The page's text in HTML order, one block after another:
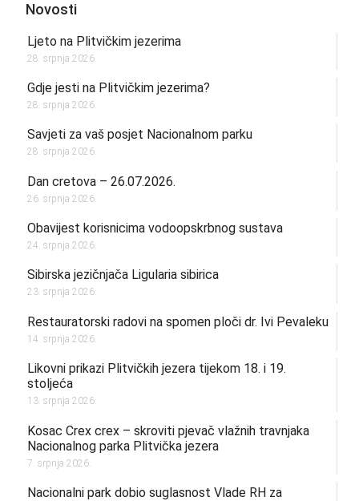
Novosti
Ljeto na Plitvičkim jezerima
28. srpnja 2026.
Gdje jesti na Plitvičkim jezerima?
28. srpnja 2026.
Savjeti za vaš posjet Nacionalnom parku
28. srpnja 2026.
Dan cretova – 26.07.2026.
26. srpnja 2026.
Obavijest korisnicima vodoopskrbnog sustava
24. srpnja 2026.
Sibirska jezičnjača Ligularia sibirica
23. srpnja 2026.
Restauratorski radovi na spomen ploči dr. Ivi Pevaleku
14. srpnja 2026.
Likovni prikazi Plitvičkih jezera tijekom 18. i 19.
stoljeća
13. srpnja 2026.
Kosac Crex crex – skroviti pjevač vlažnih travnjaka
Nacionalnog parka Plitvička jezera
7. srpnja 2026.
Nacionalni park dobio suglasnost Vlade RH za